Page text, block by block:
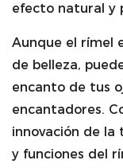
efecto natural y
Aunque el rímel
de belleza,
encanto de tus
encantadores.
innovación de la
y funciones del